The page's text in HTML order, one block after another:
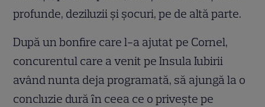
profunde, deziluzii și șocuri, pe de altă parte.
După un bonfire care l-a ajutat pe Cornel,
concurentul care a venit pe Insula Iubirii
având nunta deja programată, să ajungă la o
concluzie dură ȋn ceea ce o privește pe